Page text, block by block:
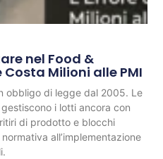
nel Food &
Costa Milioni alle PMI
obbligo di legge dal 2005. Le
i lotti ancora con
di prodotto e blocchi
all’implementazione